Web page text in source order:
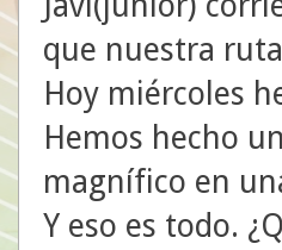
que nuestra
Hoy miércoles
Hemos hecho
magnífico en
Y eso es todo.